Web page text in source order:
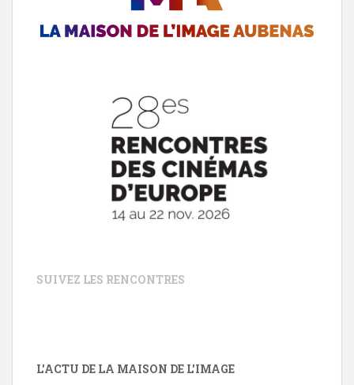
SUIVEZ LES RENCONTRES
L'ACTU DE LA MAISON DE L'IMAGE